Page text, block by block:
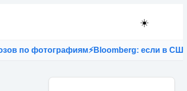
☀️
⚡Bloomberg: если в США